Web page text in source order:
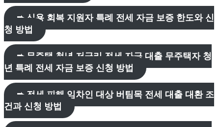
➨ 신용 회복 지원자 특례 전세 자금 보증 한도와 신
청 방법
➨ 무주택 청년 저금리 전세 자금 대출 무주택자 청
년 특례 전세 자금 보증 신청 방법
➨ 전세 피해 임차인 대상 버팀목 전세 대출 대환 조
건과 신청 방법